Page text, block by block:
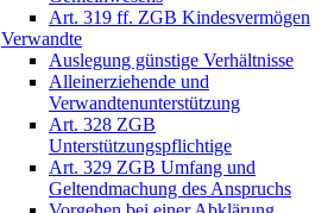
Art. 319 ff. ZGB Kindesvermögen
Verwandte
Auslegung günstige Verhältnisse
Alleinerziehende und
Verwandtenunterstützung
Art. 328 ZGB
Unterstützungspflichtige
Art. 329 ZGB Umfang und
Geltendmachung des Anspruchs